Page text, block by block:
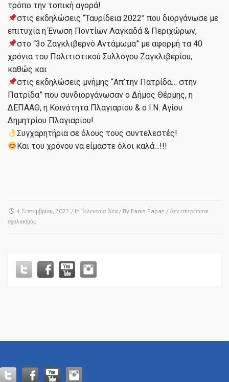
τρόπο την τοπική αγορά!
στις εκδηλώσεις “Ταυρίδεια 2022” που διοργάνωσε με
επιτυχία η Ένωση Ποντίων Λαγκαδά & Περιχώρων,
στο “3ο Ζαγκλιβερνό Αντάμωμα” με αφορμή τα 40
χρόνια του Πολιτιστικού Συλλόγου Ζαγκλιβερίου,
καθώς και
στις εκδηλώσεις μνήμης “Απ’την Πατρίδα… στην
Πατρίδα” που συνδιοργάνωσαν ο Δήμος Θέρμης, η
ΔΕΠΑΑΘ, η Κοινότητα Πλαγιαρίου & ο Ι.Ν. Αγίου
Δημητρίου Πλαγιαρίου!
Συγχαρητήρια σε όλους τους συντελεστές!
Και του χρόνου να είμαστε όλοι καλά…!!!
4 Σεπτεμβρίου, 2022 / In Τελευταία Νέα / By Fanis Papas /Δεν επιτρέπεται
σχολιασμόςστο
–
ΖΑΓΚΛΙΒΕΡΙ